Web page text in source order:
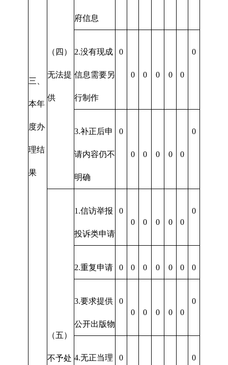
三、
本年
度办
理结
果
（四）
无法提
供
府信息
2.没有现成
信息需要另
行制作
0
0 0 0 0 0
0
3.补正后申
请内容仍不
明确
0
0 0 0 0 0
0
（五）
不予处
1.信访举报
投诉类申请
0
0
0 0 0 0
0
2.重复申请 0 0 0 0 0 0 0
3.要求提供
公开出版物
0
0
0 0 0 0
0
4.无正当理 0 0